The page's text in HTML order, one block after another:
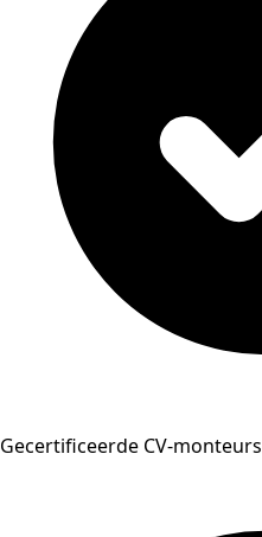
Gecertificeerde CV-monteurs